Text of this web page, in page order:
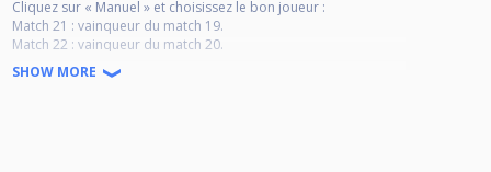
Cliquez sur « Manuel » et choisissez le bon joueur :
Match 21 : vainqueur du match 19.
Match 22 : vainqueur du match 20.
Match 23 : vainqueur du match 17.
Match 24 : vainqueur du match 18.
SHOW MORE